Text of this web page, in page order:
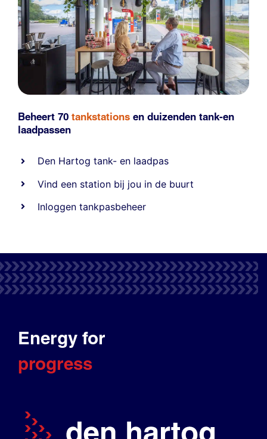
Beheert 70 tankstations en duizenden tank-en
laadpassen
Den Hartog tank- en laadpas
Vind een station bij jou in de buurt
Inloggen tankpasbeheer
Energy for
progress